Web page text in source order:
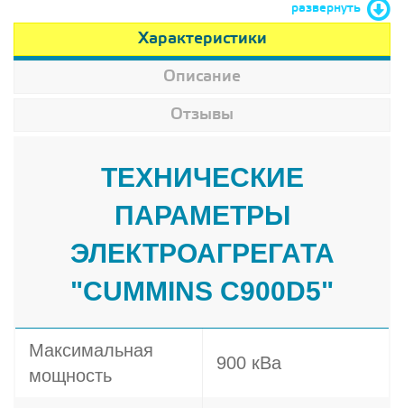
развернуть
Характеристики
Описание
Отзывы
ТЕХНИЧЕСКИЕ
ПАРАМЕТРЫ
ЭЛЕКТРОАГРЕГАТА
"CUMMINS C900D5"
Максимальная
мощность
900 кВа